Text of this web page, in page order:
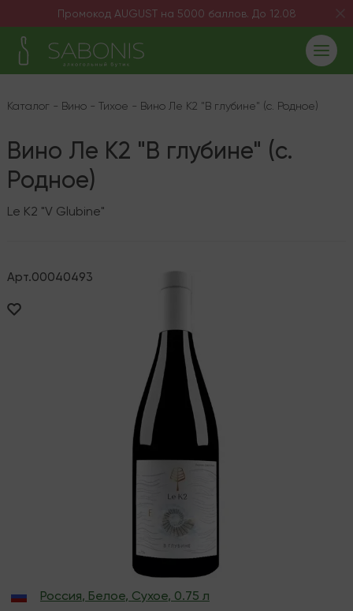
Промокод AUGUST на 5000 баллов. До 12.08
Каталог - Вино- Тихое - Вино Ле К2 "В глубине" (с. Родное)
Вино Ле К2 "В глубине" (с.
Родное)
Le K2 "V Glubine"
Арт.00040493
Россия, Белое, Сухое, 0.75 л